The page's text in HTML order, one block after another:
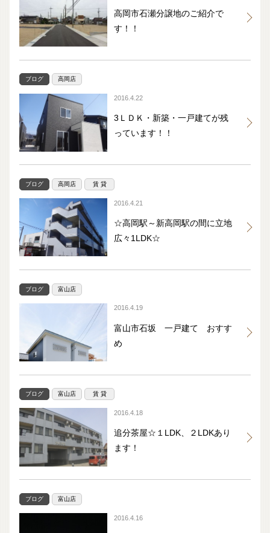
高岡市石瀬分譲地のご紹介で
す！！
ブログ 高岡店
2016.4.22
3ＬＤＫ・新築・一戸建てが残
っています！！
ブログ 高岡店 賃 貸
2016.4.21
☆高岡駅～新高岡駅の間に立地
広々1LDK☆
ブログ 富山店
2016.4.19
富山市石坂 一戸建て おすす
め
ブログ 富山店 賃 貸
2016.4.18
追分茶屋☆１LDK、２LDKあり
ます！
ブログ 富山店
2016.4.16